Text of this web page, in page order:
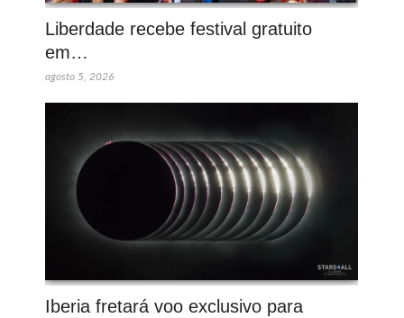
Liberdade recebe festival gratuito
em…
agosto 5, 2026
Iberia fretará voo exclusivo para